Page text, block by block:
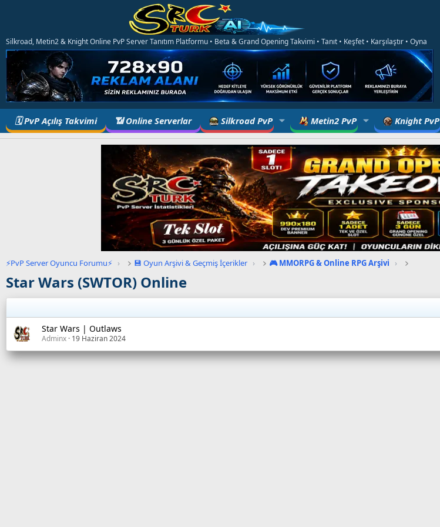
Silkroad, Metin2 & Knight Online PvP Server Tanıtım Platformu • Beta & Grand Opening Takvimi • Tanıt • Keşfet • Karşılaştır • Oyna
🗓️ PvP Açılış Takvimi 📶 Online Serverlar Silkroad PvP Metin2 PvP Knight PvP
⚡PvP Server Oyuncu Forumu⚡ › 💾 Oyun Arşivi & Geçmiş İçerikler › 🎮 MMORPG & Online RPG Arşivi ›
Star Wars (SWTOR) Online
Star Wars | Outlaws
Adminx 19 Haziran 2024